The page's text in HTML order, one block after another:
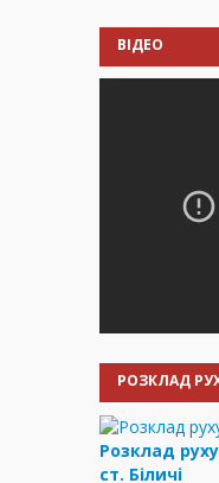
ВІДЕО
РОЗКЛАД
Розклад
ст. Біличі